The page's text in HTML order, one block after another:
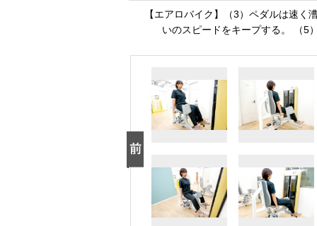
【エアロバイク】（3）ペダルは速
いのスピードをキープする。 （5